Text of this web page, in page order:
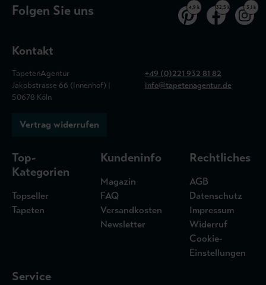
Folgen Sie uns 4,9 k 32,5 k 3,1 k
Kontakt
TapetenAgentur
Jakobstrasse 66 (Innenhof) |
50678 Köln
+49 (0)221 932 81 82
info@tapetenagentur.de
Vertrag widerrufen
Top-
Kategorien
Topseller
Tapeten
Kundeninfo
Magazin
FAQ
Versandkosten
Newsletter
Rechtliches
AGB
Datenschutz
Impressum
Widerruf
Cookie-
Einstellungen
Service